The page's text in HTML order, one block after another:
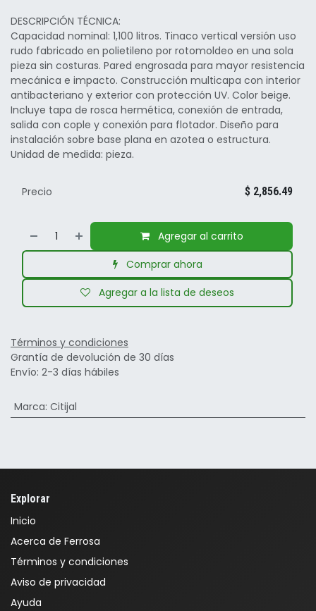
DESCRIPCIÓN TÉCNICA:
Capacidad nominal: 1,100 litros. Tinaco vertical versión uso
rudo fabricado en polietileno por rotomoldeo en una sola
pieza sin costuras. Pared engrosada para mayor resistencia
mecánica e impacto. Construcción multicapa con interior
antibacteriano y exterior con protección UV. Color beige.
Incluye tapa de rosca hermética, conexión de entrada,
salida con cople y conexión para flotador. Diseño para
instalación sobre base plana en azotea o estructura.
Unidad de medida: pieza.
Agregar al carrito
Comprar ahora
Agregar a la lista de deseos
Precio $ 2,856.49
Términos y condiciones
Grantía de devolución de 30 días
Envío: 2-3 días hábiles
Marca: Citijal
Explorar
Inicio
Acerca de Ferrosa
Términos y condiciones
Aviso de privacidad
Ayuda